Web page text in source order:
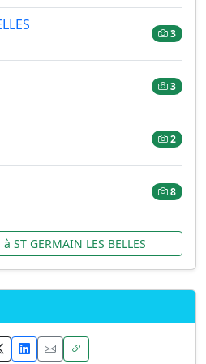
3
3
2
8
ST GERMAIN LES BELLES